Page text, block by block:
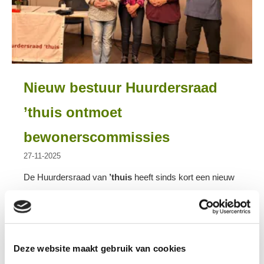
Deze website maakt gebruik van cookies
Nieuw bestuur Huurdersraad
’thuis ontmoet
bewonerscommissies
27-11-2025
De Huurdersraad van ’thuis heeft sinds kort een nieuw
kennen, organiseerde de Huurdersraad op
woensdagavond 26 november een bijeenkomst voor alle
bewonerscommissies. De bijeenkomst vond plaats in